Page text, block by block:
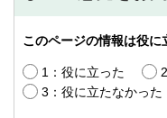
このページの情報は役に
1：役に立った
3：役に立たなかった